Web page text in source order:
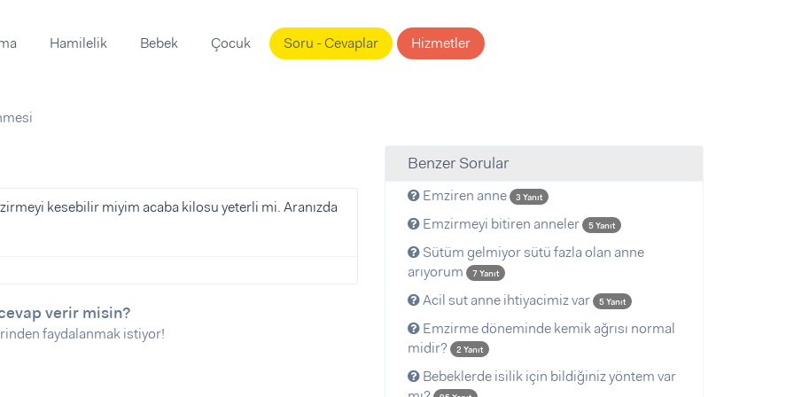
Hamilelik Bebek Çocuk Soru - Cevaplar Hizmetler
kesebilir miyim acaba kilosu yeterli mi. Aranızda
verir misin?
faydalanmak istiyor!
Benzer Sorular
Emziren anne 3 Yanıt
Emzirmeyi bitiren anneler 5 Yanıt
Sütüm gelmiyor sütü fazla olan anne
arıyorum
7 Yanıt
Acil sut anne ihtiyacimiz var 5 Yanıt
Emzirme döneminde kemik ağrısı normal
midir?
2 Yanıt
Bebeklerde isilik için bildiğiniz yöntem var